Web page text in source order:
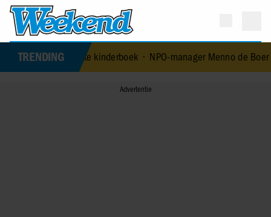
TRENDING
eerste kinderboek •NPO-manager Menno de Boer geschorst